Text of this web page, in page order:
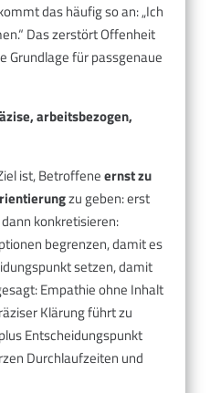
das häufig so an: „Ich
Das zerstört Offenheit
Grundlage für passgenaue
arbeitsbezogen,
ist, Betroffeneernst zu
zu geben: erst
konkretisieren:
begrenzen, damit es
setzen, damit
Empathie ohne Inhalt
Klärung führt zu
Entscheidungspunkt
Durchlaufzeiten und